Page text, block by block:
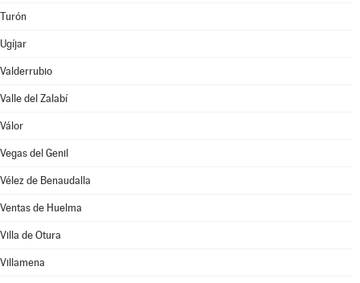
Turón
Ugíjar
Valderrubio
Valle del Zalabí
Válor
Vegas del Genil
Vélez de Benaudalla
Ventas de Huelma
Villa de Otura
Villamena